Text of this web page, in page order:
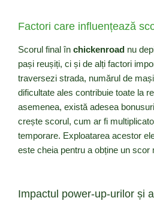
Factori care influențează
Scorul final în chickenroad nu
pași reușiți, ci și de alți factori
traversezi strada, numărul de
dificultate ales contribuie toate la
asemenea, există adesea
crește scorul, cum ar fi
temporare. Exploatarea acestor
este cheia pentru a obține un scor
Impactul power-up-urilor și